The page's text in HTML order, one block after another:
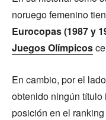
noruego femenino
Eurocopas (1987 y
Juegos Olímpicos
En cambio, por el
obtenido ningún
posición en el